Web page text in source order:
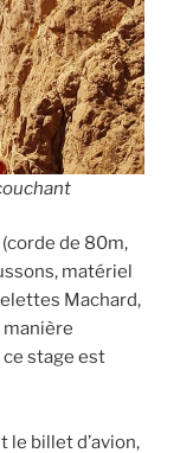
de 80m,
matériel
Machard,
manière
stage est
billet d’avion,